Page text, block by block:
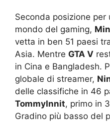
Seconda posizione
mondo del gaming,
vetta in ben 51 paesi
Asia. Mentre GTA V
in Cina e Bangladesh.
globale di streamer,
delle classifiche in 46
TommyInnit, primo in
Gradino più basso del